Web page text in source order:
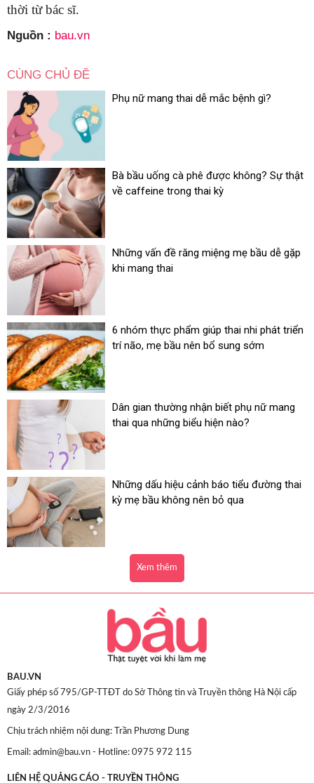
thời từ bác sĩ.
Nguồn : bau.vn
CÙNG CHỦ ĐỀ
Phụ nữ mang thai dễ mắc bệnh gì?
Bà bầu uống cà phê được không? Sự thật
về caffeine trong thai kỳ
Những vấn đề răng miệng mẹ bầu dễ gặp
khi mang thai
6 nhóm thực phẩm giúp thai nhi phát triển
trí não, mẹ bầu nên bổ sung sớm
Dân gian thường nhận biết phụ nữ mang
thai qua những biểu hiện nào?
Những dấu hiệu cảnh báo tiểu đường thai
kỳ mẹ bầu không nên bỏ qua
Xem thêm
BAU.VN
Giấy phép số 795/GP-TTĐT do Sở Thông tin và Truyền thông Hà Nội cấp
ngày 2/3/2016
Chịu trách nhiệm nội dung: Trần Phương Dung
Email: admin@bau.vn - Hotline: 0975 972 115
LIÊN HỆ QUẢNG CÁO - TRUYỀN THÔNG